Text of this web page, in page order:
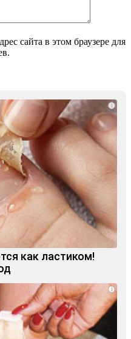
сайта в этом браузере для
i
как ластиком!
i